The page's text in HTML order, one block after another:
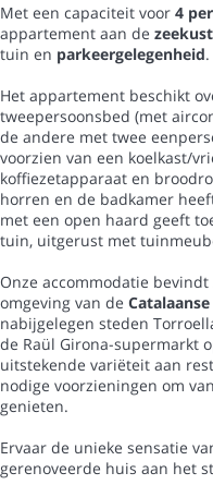
Met een capaciteit voor 4
appartement aan de zeekust
tuin en parkeergelegenheid.
Het appartement beschikt
tweepersoonsbed (met
de andere met twee
voorzien van een koelkast/
koffiezetapparaat en
horren en de badkamer
met een open haard geeft
tuin, uitgerust met
Onze accommodatie
omgeving van de
nabijgelegen steden
de Raül Girona-supermarkt
uitstekende variëteit aan
nodige voorzieningen om
genieten.
Ervaar de unieke sensatie
gerenoveerde huis aan het